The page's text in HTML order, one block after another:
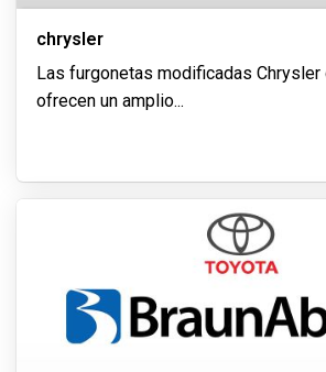
chrysler
Las furgonetas modificadas Chrysler
ofrecen un amplio...